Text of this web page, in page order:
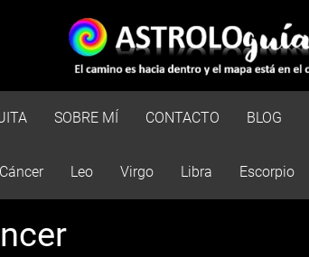
SOBRE MÍ CONTACTO BLOG
Cáncer Leo Virgo Libra Escorpio